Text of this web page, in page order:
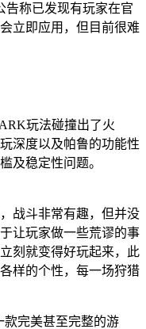
告称已发现有玩家在官
立即应用，但目前很难
玩法碰撞出了火
深度以及帕鲁的功能性
及稳定性问题。
战斗非常有趣，但并没
让玩家做一些荒谬的事
刻就变得好玩起来，此
样的个性，每一场狩猎
完美甚至完整的游